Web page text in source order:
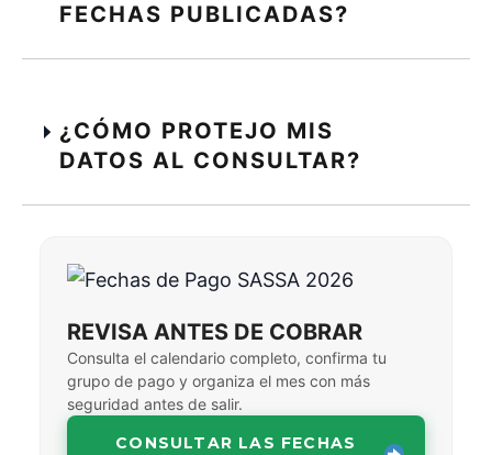
FECHAS PUBLICADAS?
¿CÓMO PROTEJO MIS
DATOS AL CONSULTAR?
REVISA ANTES DE COBRAR
Consulta el calendario completo, confirma tu
grupo de pago y organiza el mes con más
seguridad antes de salir.
CONSULTAR LAS FECHAS